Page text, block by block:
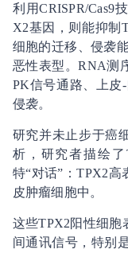
利用CRISPR/Cas9
X2基因，则能抑制
细胞的迁移、侵袭
恶性表型。RNA测
PK信号通路、上皮
侵袭。
研究并未止步于癌
析，研究者描绘
特“对话”：TPX2
皮肿瘤细胞中。
这些TPX2阳性细胞
间通讯信号，特别